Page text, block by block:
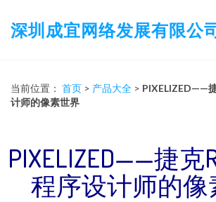
深圳成宜网络发展有限公
当前位置： 首页 > 产品大全 > PIXELIZED——
计师的像素世界
PIXELIZED——捷克
程序设计师的像